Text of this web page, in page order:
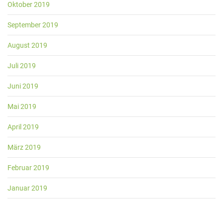
Oktober 2019
September 2019
August 2019
Juli 2019
Juni 2019
Mai 2019
April 2019
März 2019
Februar 2019
Januar 2019